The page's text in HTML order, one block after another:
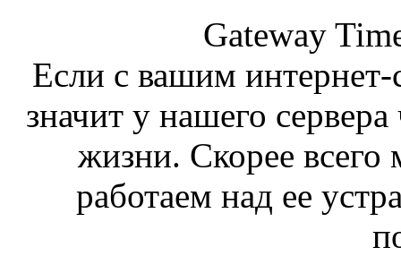
Gateway
Если с вашим интернет-
значит у нашего
жизни. Скорее
работаем над ее